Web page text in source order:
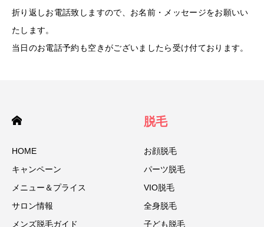
折り返しお電話致しますので、お名前・メッセージをお願いい
たします。
当日のお電話予約も空きがございましたら受け付ております。
HOME
キャンペーン
メニュー＆プライス
サロン情報
メンズ脱毛ガイド
脱毛
お顔脱毛
パーツ脱毛
VIO脱毛
全身脱毛
子ども脱毛